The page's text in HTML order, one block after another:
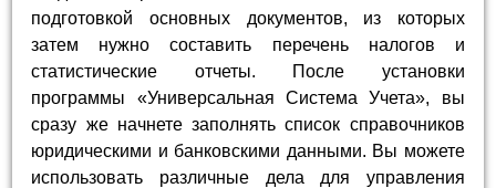
подготовкой основных документов, из которых
затем нужно составить перечень налогов и
статистические отчеты. После установки
программы «Универсальная Система Учета», вы
сразу же начнете заполнять список справочников
юридическими и банковскими данными. Вы можете
использовать различные дела для управления